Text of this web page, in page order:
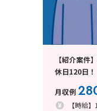
【紹介案件
休日120日！
月収例
【時給